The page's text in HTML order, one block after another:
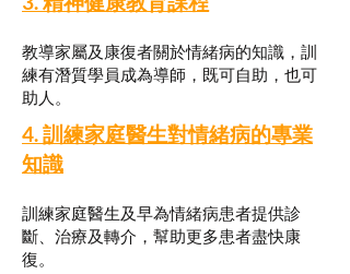
教導家屬及康復者關於情緒病的知識，訓
練有潛質學員成為導師，既可自助，也可
助人。
4. 訓練家庭醫生對情緒病的專業
知識
訓練家庭醫生及早為情緒病患者提供診
斷、治療及轉介，幫助更多患者盡快康
復。